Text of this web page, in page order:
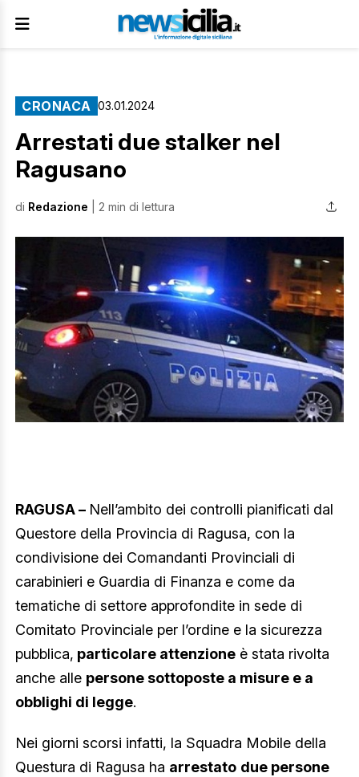
CRONACA 03.01.2024
Arrestati due stalker nel
Ragusano
di Redazione | 2 min di lettura
RAGUSA – Nell’ambito dei controlli pianificati dal
Questore della Provincia di Ragusa, con la
condivisione dei Comandanti Provinciali di
carabinieri e Guardia di Finanza e come da
tematiche di settore approfondite in sede di
Comitato Provinciale per l’ordine e la sicurezza
pubblica, particolare attenzione è stata rivolta
anche alle persone sottoposte a misure e a
obblighi di legge.
Nei giorni scorsi infatti, la Squadra Mobile della
Questura di Ragusa ha arrestato due persone